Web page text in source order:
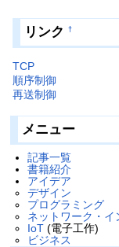
リンク †
TCP
順序制御
再送制御
メニュー
記事一覧
書籍紹介
アイデア
デザイン
プログラミング
ネットワーク・イ
IoT(電子工作)
ビジネス